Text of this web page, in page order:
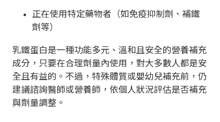
正在使用特定藥物者（如免疫抑制劑、補鐵
劑等）
乳鐵蛋白是一種功能多元、溫和且安全的營養補充
成分，只要在合理劑量內使用，對大多數人都是安
全且有益的。不過，特殊體質或嬰幼兒補充前，仍
建議諮詢醫師或營養師，依個人狀況評估是否補充
與劑量調整。